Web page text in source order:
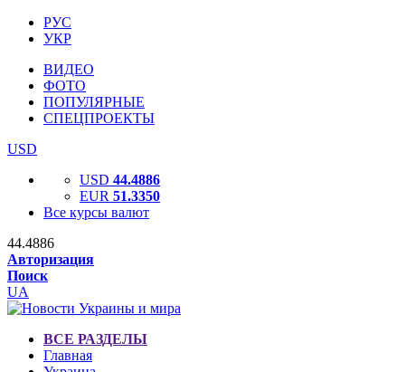
РУС
УКР
ВИДЕО
ФОТО
ПОПУЛЯРНЫЕ
СПЕЦПРОЕКТЫ
USD
USD 44.4886
EUR 51.3350
Все курсы валют
44.4886
Авторизация
Поиск
UA
ВСЕ РАЗДЕЛЫ
Главная